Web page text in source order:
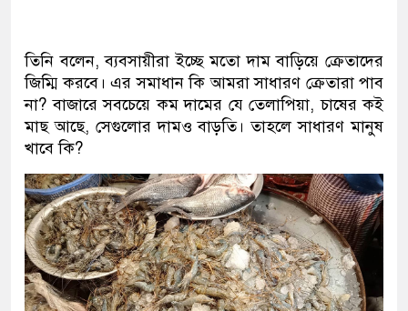
তিনি বলেন, ব্যবসায়ীরা ইচ্ছে মতো দাম বাড়িয়ে ক্রেতাদের
জিম্মি করবে। এর সমাধান কি আমরা সাধারণ ক্রেতারা পাব
না? বাজারে সবচেয়ে কম দামের যে তেলাপিয়া, চাষের কই
মাছ আছে, সেগুলোর দামও বাড়তি। তাহলে সাধারণ মানুষ
খাবে কি?